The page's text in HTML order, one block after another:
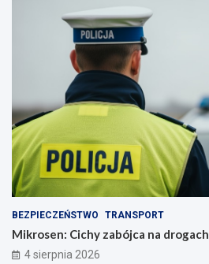
BEZPIECZEŃSTWO TRANSPORT
Mikrosen: Cichy zabójca na drogach
4 sierpnia 2026